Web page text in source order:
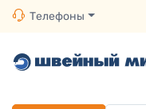
Телефоны